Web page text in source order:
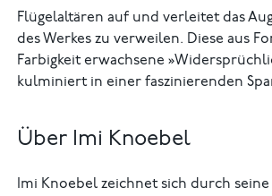
Flügelaltären auf und verleitet das
des Werkes zu verweilen. Diese aus
Farbigkeit erwachsene
kulminiert in einer faszinierenden
Über Imi Knoebel
Imi Knoebel zeichnet sich durch seine